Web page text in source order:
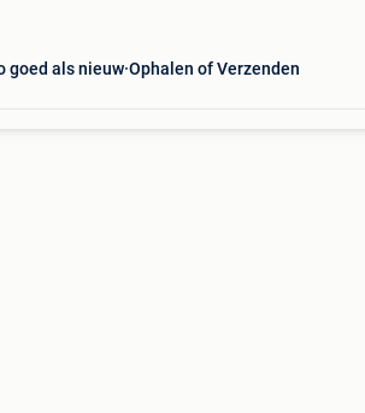
goed als nieuw Ophalen of Verzenden